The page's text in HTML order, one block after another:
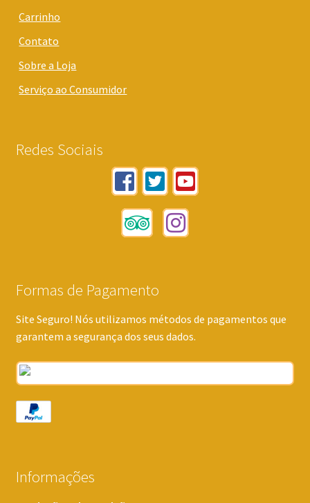
Carrinho
Contato
Sobre a Loja
Serviço ao Consumidor
Redes Sociais
Formas de Pagamento
Site Seguro! Nós utilizamos métodos de pagamentos que
garantem a segurança dos seus dados.
Informações